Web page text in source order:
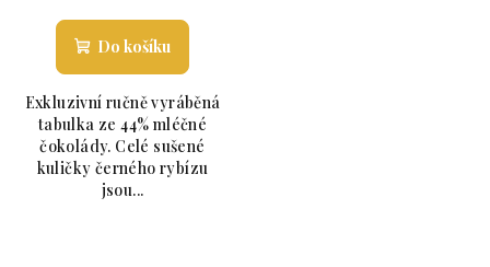
Do košíku
Exkluzivní ručně vyráběná
tabulka ze 44% mléčné
čokolády. Celé sušené
kuličky černého rybízu
jsou...